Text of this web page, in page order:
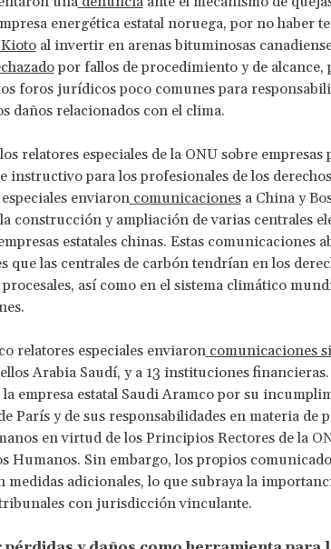
energética estatal noruega, por no haber
al invertir en arenas bituminosas
por fallos de procedimiento y de alcance,
foros jurídicos poco comunes para
daños relacionados con el clima.
relatores especiales de la ONU sobre empresas
instructivo para los profesionales de los
enviaroncomunicacionesa China y
construcción y ampliación de varias centrales
estatales chinas. Estas comunicaciones
que las centrales de carbón tendrían en los
así como en el sistema climático
relatores especiales enviaroncomunicaciones
Arabia Saudí, y a 13 instituciones
empresa estatal Saudi Aramco por su
París y de sus responsabilidades en materia de
en virtud de los Principios Rectores de la
Humanos. Sin embargo, los propios
medidas adicionales, lo que subraya la
con jurisdicción vinculante.